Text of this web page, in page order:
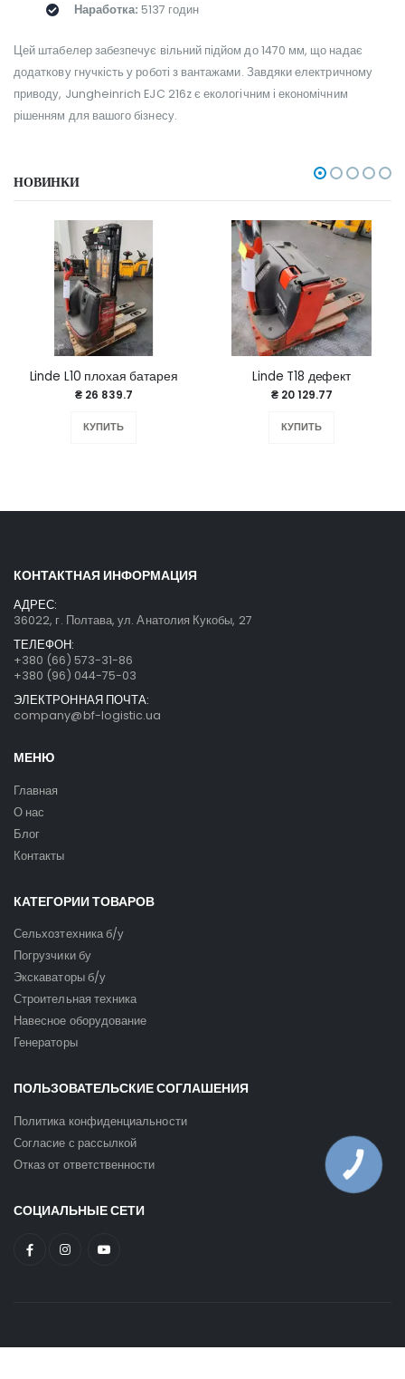
Наработка: 5137 годин
Цей штабелер забезпечує вільний підйом до 1470 мм, що надає
додаткову гнучкість у роботі з вантажами. Завдяки електричному
приводу, Jungheinrich EJC 216z є екологічним і економічним
рішенням для вашого бізнесу.
НОВИНКИ
Linde L10 плохая батарея
₴ 26 839.7
КУПИТЬ
Linde T18 дефект
₴ 20 129.77
КУПИТЬ
КОНТАКТНАЯ ИНФОРМАЦИЯ
АДРЕС:
36022, г. Полтава, ул. Анатолия Кукобы, 27
ТЕЛЕФОН:
+380 (66) 573-31-86
+380 (96) 044-75-03
ЭЛЕКТРОННАЯ ПОЧТА:
company@bf-logistic.ua
МЕНЮ
Главная
О нас
Блог
Контакты
КАТЕГОРИИ ТОВАРОВ
Сельхозтехника б/у
Погрузчики бу
Экскаваторы б/у
Строительная техника
Навесное оборудование
Генераторы
ПОЛЬЗОВАТЕЛЬСКИЕ СОГЛАШЕНИЯ
Политика конфиденциальности
Согласие с рассылкой
Отказ от ответственности
СОЦИАЛЬНЫЕ СЕТИ
КНОПКА
ЗВ'ЯЗКУ